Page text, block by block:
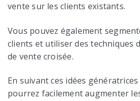
vente sur les clients existants.
Vous pouvez également
clients et utiliser des techniques
de vente croisée.
En suivant ces idées
pourrez facilement augmenter